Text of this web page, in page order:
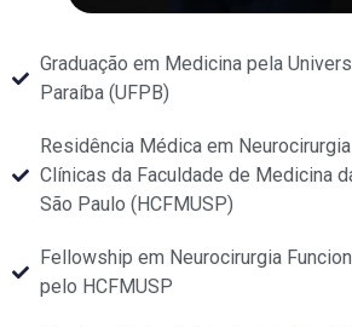
Graduação em Medicina pela
Paraíba (UFPB)
Residência Médica em
Clínicas da Faculdade de Medicina
São Paulo (HCFMUSP)
Fellowship em Neurocirurgia
pelo HCFMUSP